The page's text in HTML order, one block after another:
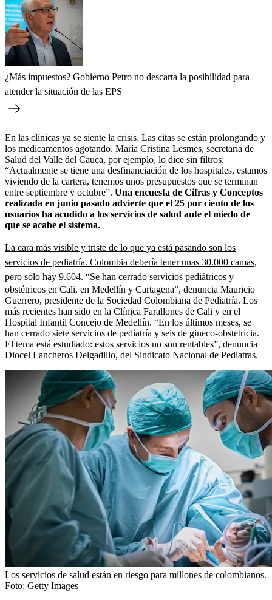
¿Más impuestos? Gobierno Petro no descarta la posibilidad para
atender la situación de las EPS
En las clínicas ya se siente la crisis. Las citas se están prolongando y
los medicamentos agotando. María Cristina Lesmes, secretaria de
Salud del Valle del Cauca, por ejemplo, lo dice sin filtros:
“Actualmente se tiene una desfinanciación de los hospitales, estamos
viviendo de la cartera, tenemos unos presupuestos que se terminan
entre septiembre y octubre”. Una encuesta de Cifras y Conceptos
realizada en junio pasado advierte que el 25 por ciento de los
usuarios ha acudido a los servicios de salud ante el miedo de
que se acabe el sistema.
La cara más visible y triste de lo que ya está pasando son los
servicios de pediatría. Colombia debería tener unas 30.000 camas,
pero solo hay 9.604. “Se han cerrado servicios pediátricos y
obstétricos en Cali, en Medellín y Cartagena”, denuncia Mauricio
Guerrero, presidente de la Sociedad Colombiana de Pediatría. Los
más recientes han sido en la Clínica Farallones de Cali y en el
Hospital Infantil Concejo de Medellín. “En los últimos meses, se
han cerrado siete servicios de pediatría y seis de gineco-obstetricia.
El tema está estudiado: estos servicios no son rentables”, denuncia
Diocel Lancheros Delgadillo, del Sindicato Nacional de Pediatras.
Los servicios de salud están en riesgo para millones de colombianos.
Foto: Getty Images